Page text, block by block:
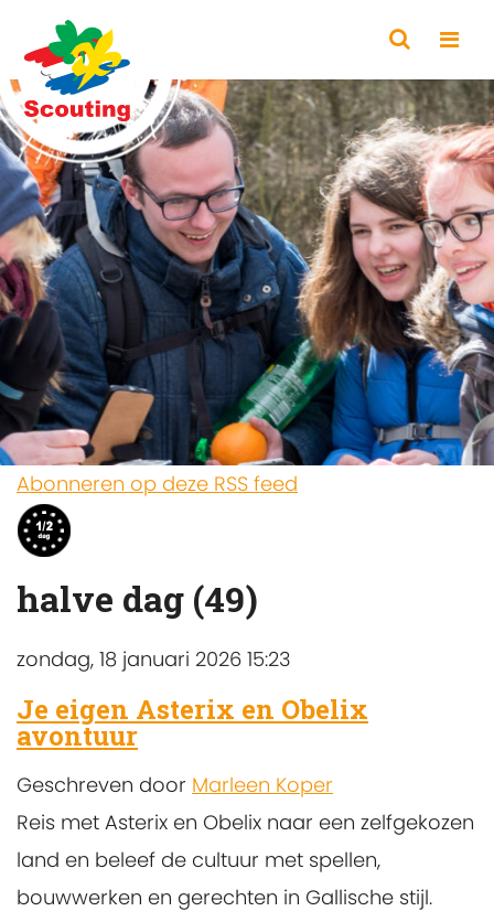
Abonneren op deze RSS feed
halve dag (49)
zondag, 18 januari 2026 15:23
Je eigen Asterix en Obelix
avontuur
Geschreven door Marleen Koper
Reis met Asterix en Obelix naar een zelfgekozen
land en beleef de cultuur met spellen,
bouwwerken en gerechten in Gallische stijl.